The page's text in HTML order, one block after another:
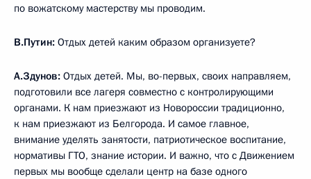
по вожатскому мастерству мы проводим.
В.Путин: Отдых детей каким образом организуете?
А.Здунов: Отдых детей. Мы, во-первых, своих направляем,
подготовили все лагеря совместно с контролирующими
органами. К нам приезжают из Новороссии традиционно,
к нам приезжают из Белгорода. И самое главное,
внимание уделять занятости, патриотическое воспитание,
нормативы ГТО, знание истории. И важно, что с Движением
первых мы вообще сделали центр на базе одного